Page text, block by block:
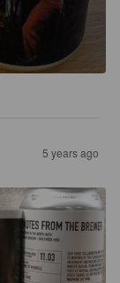
5 years ago